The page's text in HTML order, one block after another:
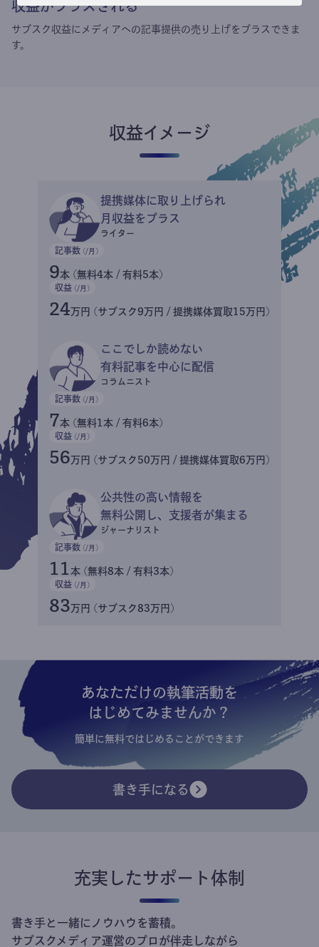
収益がプラスされる
サブスク収益にメディアへの記事提供の売り上げをプラスできま
す。
収益イメージ
提携媒体に取り上げられ
月収益をプラス
ライター
記事数 (/月)
9本 (無料4本 / 有料5本)
収益 (/月)
24万円 (サブスク9万円 / 提携媒体買取15万円)
ここでしか読めない
有料記事を中心に配信
コラムニスト
記事数 (/月)
7本 (無料1本 / 有料6本)
収益 (/月)
56万円 (サブスク50万円 / 提携媒体買取6万円)
公共性の高い情報を
無料公開し、支援者が集まる
ジャーナリスト
記事数 (/月)
11 本 (無料8本 / 有料3本)
収益 (/月)
83万円 (サブスク83万円)
あなただけの執筆活動を
はじめてみませんか？
簡単に無料ではじめることができます
書き手になる
充実したサポート体制
書き手と一緒にノウハウを蓄積。
サブスクメディア運営のプロが伴走しながら